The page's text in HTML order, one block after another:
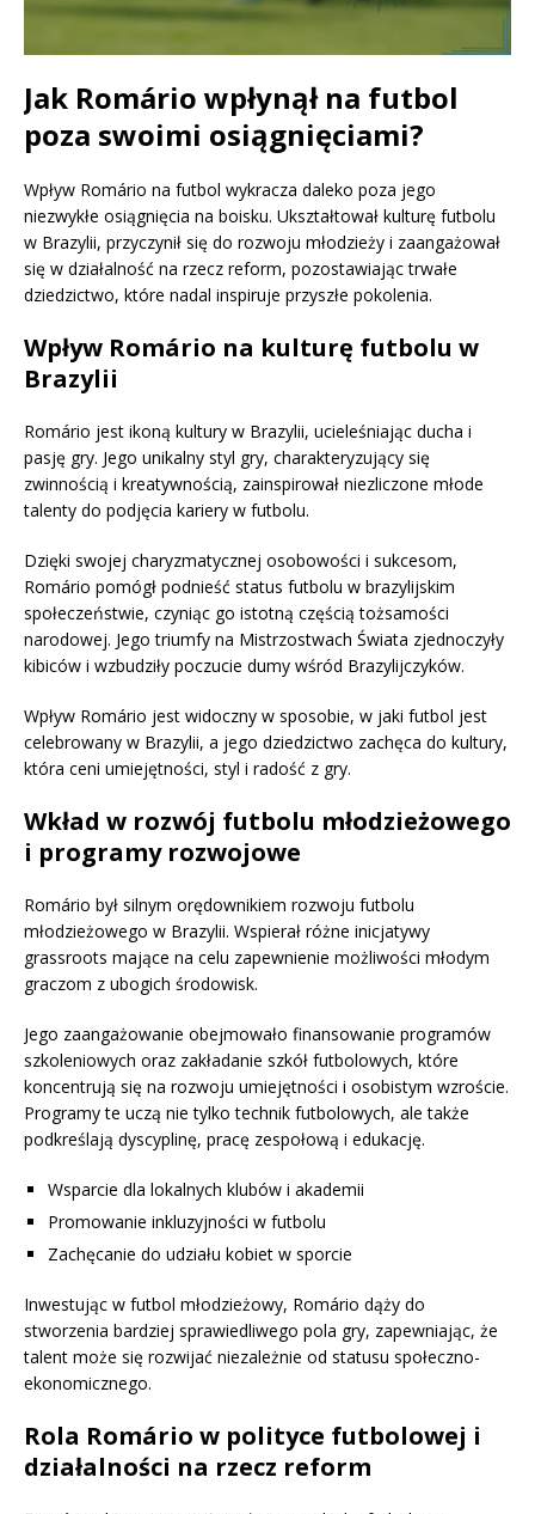
Jak Romário wpłynął na futbol
poza swoimi osiągnięciami?
Wpływ Romário na futbol wykracza daleko poza jego
niezwykłe osiągnięcia na boisku. Ukształtował kulturę futbolu
w Brazylii, przyczynił się do rozwoju młodzieży i zaangażował
się w działalność na rzecz reform, pozostawiając trwałe
dziedzictwo, które nadal inspiruje przyszłe pokolenia.
Wpływ Romário na kulturę futbolu w
Brazylii
Romário jest ikoną kultury w Brazylii, ucieleśniając ducha i
pasję gry. Jego unikalny styl gry, charakteryzujący się
zwinnością i kreatywnością, zainspirował niezliczone młode
talenty do podjęcia kariery w futbolu.
Dzięki swojej charyzmatycznej osobowości i sukcesom,
Romário pomógł podnieść status futbolu w brazylijskim
społeczeństwie, czyniąc go istotną częścią tożsamości
narodowej. Jego triumfy na Mistrzostwach Świata zjednoczyły
kibiców i wzbudziły poczucie dumy wśród Brazylijczyków.
Wpływ Romário jest widoczny w sposobie, w jaki futbol jest
celebrowany w Brazylii, a jego dziedzictwo zachęca do kultury,
która ceni umiejętności, styl i radość z gry.
Wkład w rozwój futbolu młodzieżowego
i programy rozwojowe
Romário był silnym orędownikiem rozwoju futbolu
młodzieżowego w Brazylii. Wspierał różne inicjatywy
grassroots mające na celu zapewnienie możliwości młodym
graczom z ubogich środowisk.
Jego zaangażowanie obejmowało finansowanie programów
szkoleniowych oraz zakładanie szkół futbolowych, które
koncentrują się na rozwoju umiejętności i osobistym wzroście.
Programy te uczą nie tylko technik futbolowych, ale także
podkreślają dyscyplinę, pracę zespołową i edukację.
Wsparcie dla lokalnych klubów i akademii
Promowanie inkluzyjności w futbolu
Zachęcanie do udziału kobiet w sporcie
Inwestując w futbol młodzieżowy, Romário dąży do
stworzenia bardziej sprawiedliwego pola gry, zapewniając, że
talent może się rozwijać niezależnie od statusu społeczno-
ekonomicznego.
Rola Romário w polityce futbolowej i
działalności na rzecz reform